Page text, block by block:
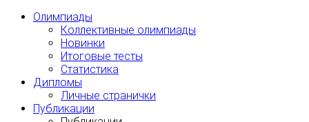
Олимпиады
Коллективные олимпиады
Новинки
Итоговые тесты
Статистика
Дипломы
Личные странички
Публикации